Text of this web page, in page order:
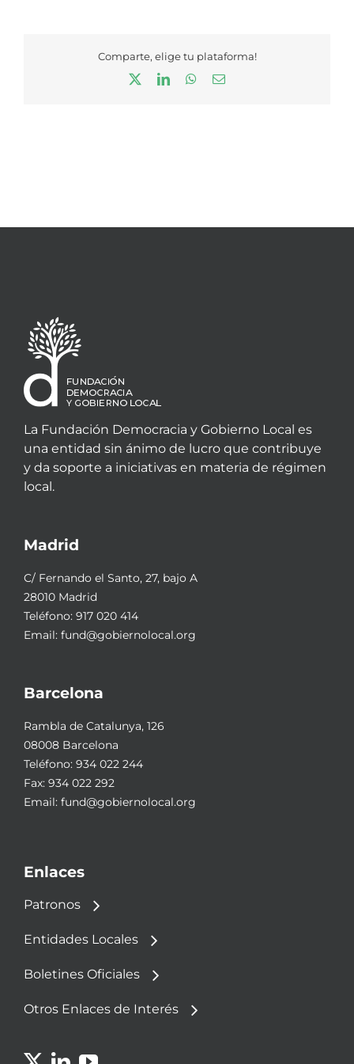
Comparte, elige tu plataforma!
LinkedInWhatsApp
Correo
La Fundación Democracia y Gobierno Local es
una entidad sin ánimo de lucro que contribuye
y da soporte a iniciativas en materia de régimen
local.
Madrid
C/ Fernando el Santo, 27, bajo A
28010 Madrid
Teléfono: 917 020 414
Email: fund@gobiernolocal.org
Barcelona
Rambla de Catalunya, 126
08008 Barcelona
Teléfono: 934 022 244
Fax: 934 022 292
Email: fund@gobiernolocal.org
Enlaces
Patronos
Entidades Locales
Boletines Oficiales
Otros Enlaces de Interés